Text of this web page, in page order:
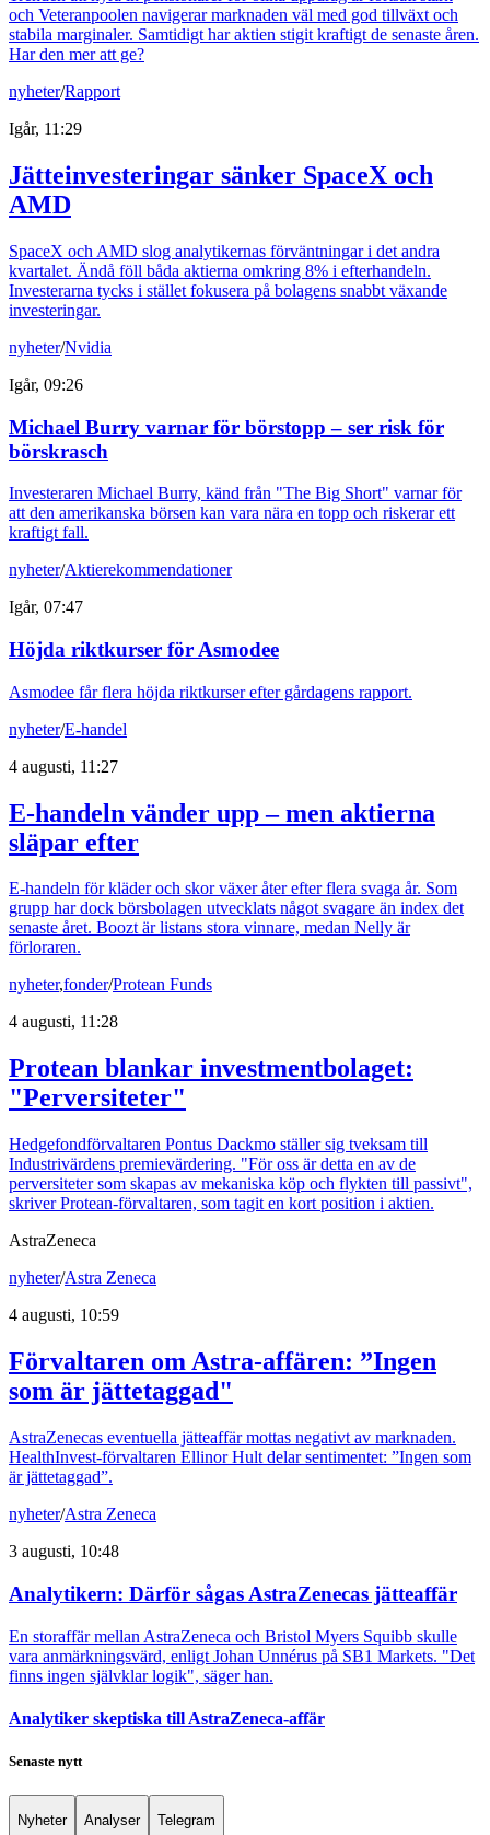
och Veteranpoolen navigerar marknaden väl med god tillväxt och
stabila marginaler. Samtidigt har aktien stigit kraftigt de senaste åren.
Har den mer att ge?
nyheter/Rapport
Igår, 11:29
Jätteinvesteringar sänker SpaceX och
AMD
SpaceX och AMD slog analytikernas förväntningar i det andra
kvartalet. Ändå föll båda aktierna omkring 8% i efterhandeln.
Investerarna tycks i stället fokusera på bolagens snabbt växande
investeringar.
nyheter/Nvidia
Igår, 09:26
Michael Burry varnar för börstopp – ser risk för
börskrasch
Investeraren Michael Burry, känd från "The Big Short" varnar för
att den amerikanska börsen kan vara nära en topp och riskerar ett
kraftigt fall.
nyheter/Aktierekommendationer
Igår, 07:47
Höjda riktkurser för Asmodee
Asmodee får flera höjda riktkurser efter gårdagens rapport.
nyheter/E-handel
4 augusti, 11:27
E-handeln vänder upp – men aktierna
släpar efter
E-handeln för kläder och skor växer åter efter flera svaga år. Som
grupp har dock börsbolagen utvecklats något svagare än index det
senaste året. Boozt är listans stora vinnare, medan Nelly är
förloraren.
nyheter,fonder/Protean Funds
4 augusti, 11:28
Protean blankar investmentbolaget:
"Perversiteter"
Hedgefondförvaltaren Pontus Dackmo ställer sig tveksam till
Industrivärdens premievärdering. "För oss är detta en av de
perversiteter som skapas av mekaniska köp och flykten till passivt",
skriver Protean-förvaltaren, som tagit en kort position i aktien.
AstraZeneca
nyheter/Astra Zeneca
4 augusti, 10:59
Förvaltaren om Astra-affären: ”Ingen
som är jättetaggad"
AstraZenecas eventuella jätteaffär mottas negativt av marknaden.
HealthInvest-förvaltaren Ellinor Hult delar sentimentet: ”Ingen som
är jättetaggad”.
nyheter/Astra Zeneca
3 augusti, 10:48
Analytikern: Därför sågas AstraZenecas jätteaffär
En storaffär mellan AstraZeneca och Bristol Myers Squibb skulle
vara anmärkningsvärd, enligt Johan Unnérus på SB1 Markets. "Det
finns ingen självklar logik", säger han.
Analytiker skeptiska till AstraZeneca-affär
Senaste nytt
Nyheter Analyser Telegram